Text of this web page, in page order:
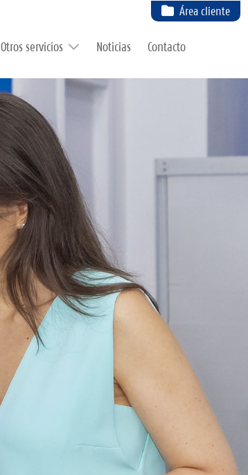
Área cliente
Otros servicios Noticias Contacto